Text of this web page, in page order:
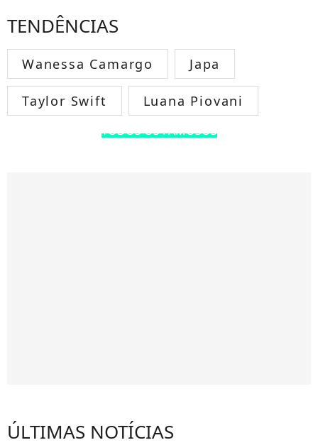
TENDÊNCIAS
Wanessa Camargo Japa
Taylor Swift Luana Piovani
TODOS OS FAMOSOS
ÚLTIMAS NOTÍCIAS